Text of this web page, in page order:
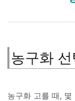
농구화 선
농구화 고를 때,